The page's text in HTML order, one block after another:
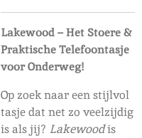
Lakewood – Het Stoere &
Praktische Telefoontasje
voor Onderweg!
Op zoek naar een stijlvol
tasje dat net zo veelzijdig
is als jij? Lakewoodis